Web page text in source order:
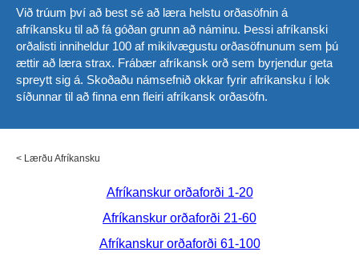
Við trúum því að best sé að læra helstu orðasöfnin á
afríkansku til að fá góðan grunn að náminu. Þessi afríkanski
orðalisti inniheldur 100 af mikilvægustu orðasöfnunum sem þú
ættir að læra strax. Frábær afríkansk orð sem byrjendur geta
spreytt sig á. Skoðaðu námsefnið okkar fyrir afríkansku í lok
síðunnar til að finna enn fleiri afríkansk orðasöfn.
< Lærðu Afríkansku
Afríkanskur orðaforði 1-20
Afríkanskur orðaforði 21-60
Afríkanskur orðaforði 61-100